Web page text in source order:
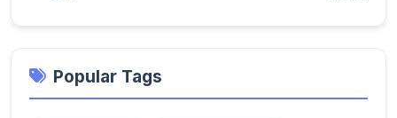
Popular Tags